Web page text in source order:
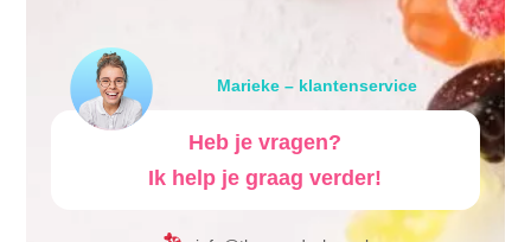
Marieke – klantenservice
Heb je vragen?
Ik help je graag verder!